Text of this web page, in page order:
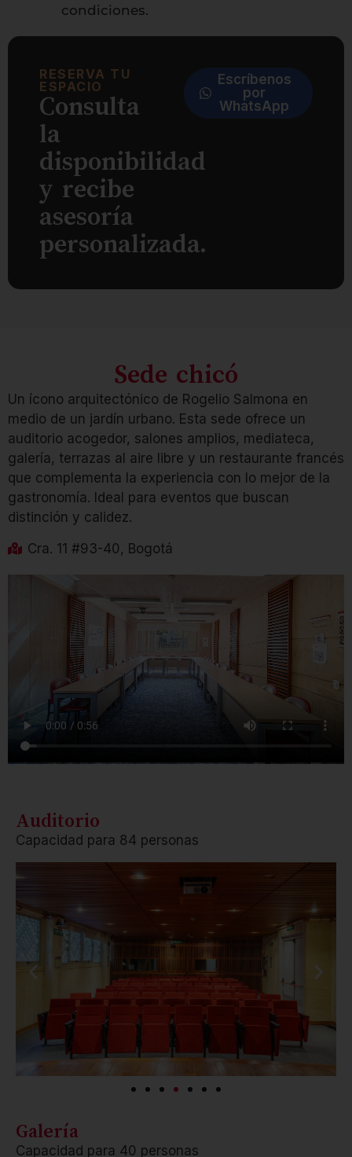
condiciones.
RESERVA TU
ESPACIO
Consulta
la
disponibilidad
y recibe
asesoría
personalizada.
Escríbenos
por
WhatsApp
Sede chicó
Un ícono arquitectónico de Rogelio Salmona en
medio de un jardín urbano. Esta sede ofrece un
auditorio acogedor, salones amplios, mediateca,
galería, terrazas al aire libre y un restaurante francés
que complementa la experiencia con lo mejor de la
gastronomía. Ideal para eventos que buscan
distinción y calidez.
Cra. 11 #93-40, Bogotá
Auditorio
Capacidad para 84 personas
Galería
Capacidad para 40 personas